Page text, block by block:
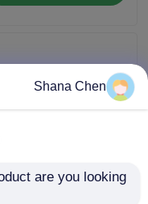
اطلب اقتباس
Shana Chen
are you looking